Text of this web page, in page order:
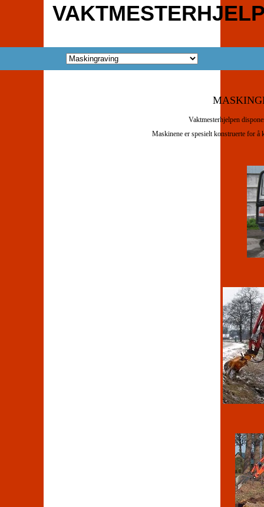
Vaktmesterhjelpen
Maskinene er spesielt konstruerte for